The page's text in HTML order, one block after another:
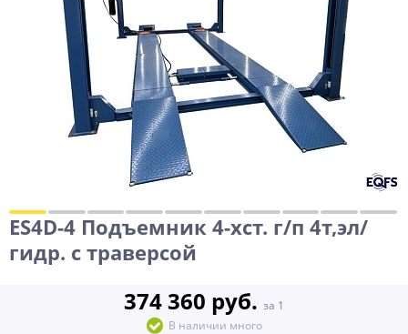
ES4D-4 Подъемник 4-хст. г/п 4т,эл/
гидр. с траверсой
374 360 руб. за 1
В наличии много